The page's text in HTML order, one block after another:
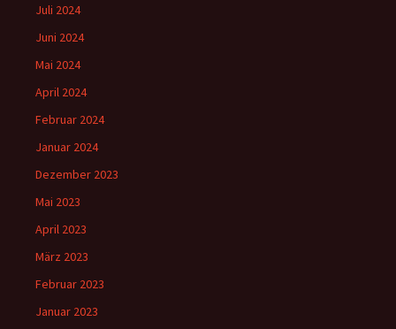
Juli 2024
Juni 2024
Mai 2024
April 2024
Februar 2024
Januar 2024
Dezember 2023
Mai 2023
April 2023
März 2023
Februar 2023
Januar 2023